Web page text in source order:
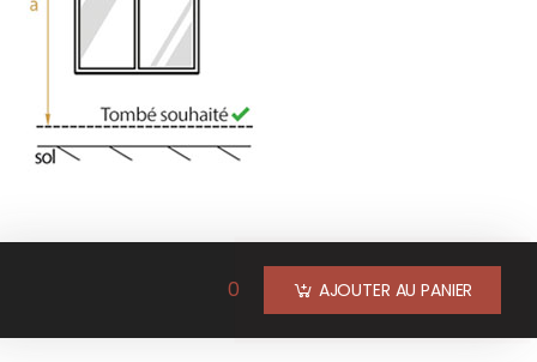
0 AJOUTER AU PANIER